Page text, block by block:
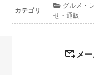
カテゴリ
グルメ・
せ・通販
メ